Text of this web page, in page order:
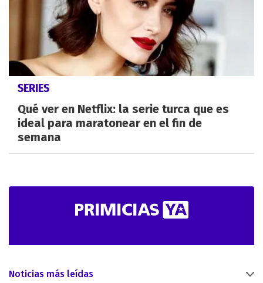
SERIES
Qué ver en Netflix: la serie turca que es
ideal para maratonear en el fin de
semana
Noticias más leídas